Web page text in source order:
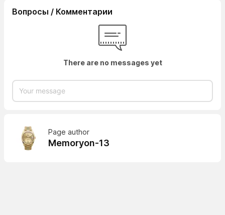
Вопросы / Комментарии
There are no messages yet
Page author
Memoryon-13